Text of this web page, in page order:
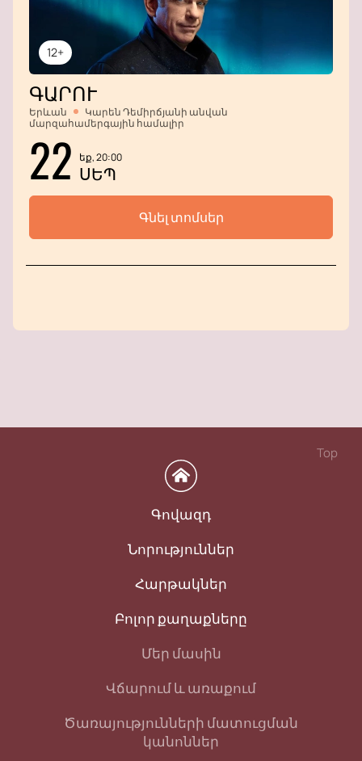
12+
ԳԱՐՈՒ
Երևան
Կարեն Դեմիրճյանի անվան
մարզահամերգային համալիր
22 եք, 20:00
ՍԵՊ
Գնել տոմսեր
Top
Գովազդ
Նորություններ
Հարթակներ
Բոլոր քաղաքները
Մեր մասին
Վճարում և առաքում
Ծառայությունների մատուցման
կանոններ